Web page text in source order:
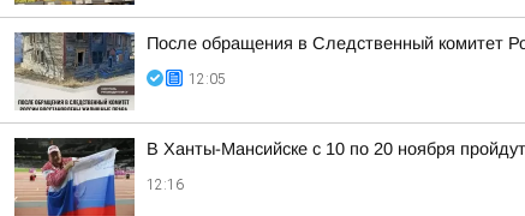
После обращения в Следственный комитет
12:05
В Ханты-Мансийске с 10 по 20 ноября
12:16